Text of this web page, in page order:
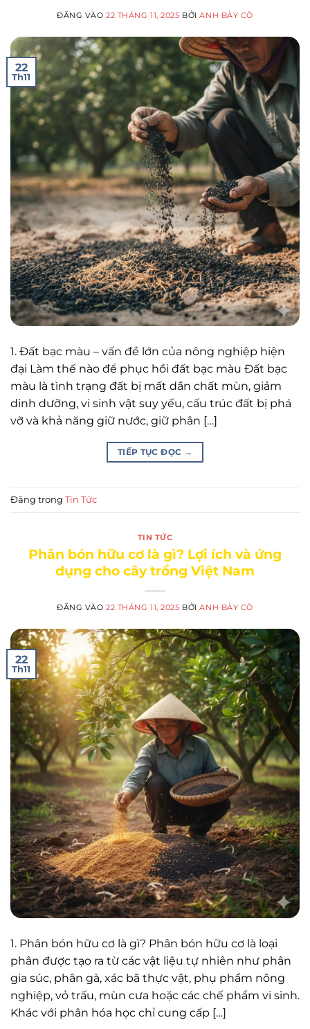
ĐĂNG VÀO22 THÁNG 11, 2025 BỞIANH BẢY CÒ
22
Th11
1. Đất bạc màu – vấn đề lớn của nông nghiệp hiện
đại Làm thế nào để phục hồi đất bạc màu Đất bạc
màu là tình trạng đất bị mất dần chất mùn, giảm
dinh dưỡng, vi sinh vật suy yếu, cấu trúc đất bị phá
vỡ và khả năng giữ nước, giữ phân […]
TIẾP TỤC ĐỌC →
Đăng trong Tin Tức
TIN TỨC
Phân bón hữu cơ là gì? Lợi ích và ứng
dụng cho cây trồng Việt Nam
ĐĂNG VÀO22 THÁNG 11, 2025 BỞIANH BẢY CÒ
22
Th11
1. Phân bón hữu cơ là gì? Phân bón hữu cơ là loại
phân được tạo ra từ các vật liệu tự nhiên như phân
gia súc, phân gà, xác bã thực vật, phụ phẩm nông
nghiệp, vỏ trấu, mùn cưa hoặc các chế phẩm vi sinh.
Khác với phân hóa học chỉ cung cấp […]